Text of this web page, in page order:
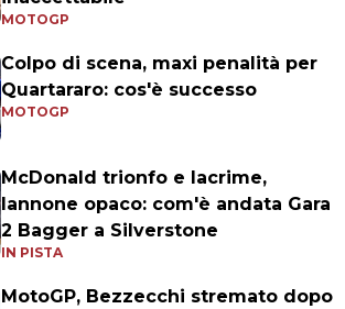
MOTOGP
Colpo di scena, maxi penalità per
Quartararo: cos'è successo
MOTOGP
McDonald trionfo e lacrime,
Iannone opaco: com'è andata Gara
2 Bagger a Silverstone
IN PISTA
MotoGP, Bezzecchi stremato dopo